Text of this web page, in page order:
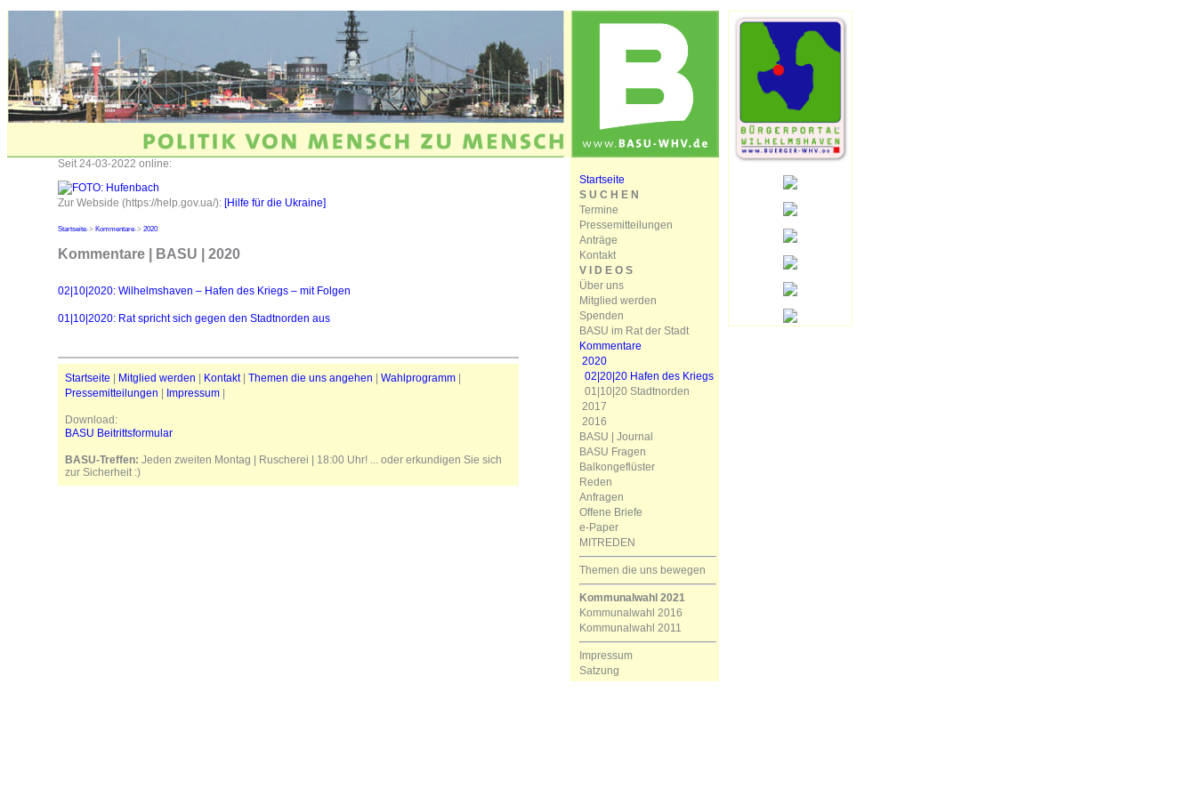
Seit 24-03-2022 online:
Zur Webside (https://help.gov.ua/): [Hilfe für die Ukraine]
Startseite-> Kommentare-> 2020
Kommentare | BASU | 2020
02|10|2020: Wilhelmshaven – Hafen des Kriegs – mit Folgen
01|10|2020: Rat spricht sich gegen den Stadtnorden aus
Startseite Mitglied werden Kontakt| Themen die uns angehen Wahlprogramm
Pressemitteilungen
Impressum
Download:
BASU Beitrittsformular
BASU-Treffen: Jeden zweiten Montag | Ruscherei | 18:00 Uhr! ... oder erkundigen Sie sich
zur Sicherheit :)
Startseite
S U C H E N
Termine
Pressemitteilungen
Anträge
Kontakt
V I D E O S
Über uns
Mitglied werden
Spenden
BASU im Rat der Stadt
Kommentare
2020
02|20|20 Hafen des Kriegs
01|10|20 Stadtnorden
2017
2016
BASU | Journal
BASU Fragen
Balkongeflüster
Reden
Anfragen
Offene Briefe
e-Paper
MITREDEN
Themen die uns bewegen
Kommunalwahl 2021
Kommunalwahl 2016
Kommunalwahl 2011
Impressum
Satzung